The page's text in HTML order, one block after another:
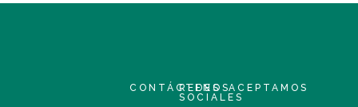
CONTÁCTENOS
REDES
SOCIALES
ACEPTAMOS